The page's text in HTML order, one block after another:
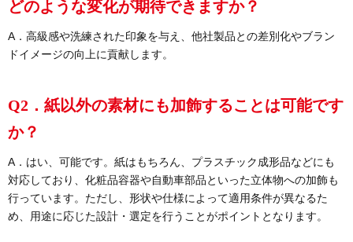
どのような変化が期待できますか？
A．高級感や洗練された印象を与え、他社製品との差別化やブラン
ドイメージの向上に貢献します。
Q2．紙以外の素材にも加飾することは可能です
か？
A．はい、可能です。紙はもちろん、プラスチック成形品などにも
対応しており、化粧品容器や自動車部品といった立体物への加飾も
行っています。ただし、形状や仕様によって適用条件が異なるた
め、用途に応じた設計・選定を行うことがポイントとなります。